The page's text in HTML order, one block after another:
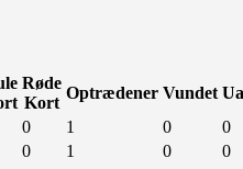
Røde
Kort
Optrædener Vundet
0 1 0
0
0 1 0 0